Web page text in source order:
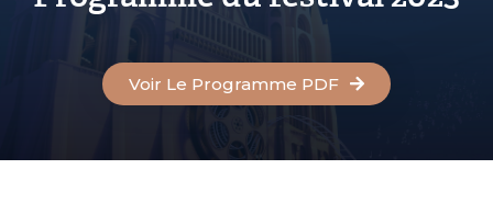
Voir Le Programme PDF